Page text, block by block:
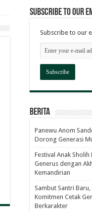
Subscribe to our
Subscribe to our
Berita
Panewu Anom
Dorong Generasi
Festival Anak
Generus dengan
Kemandirian
Sambut Santri
Komitmen Cetak
Berkarakter